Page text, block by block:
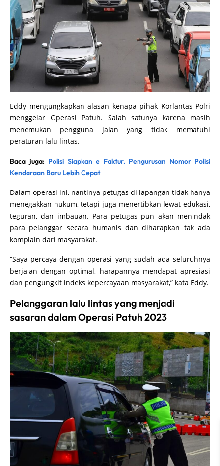
Eddy mengungkapkan alasan kenapa pihak Korlantas Polri
menggelar Operasi Patuh. Salah satunya karena masih
menemukan pengguna jalan yang tidak mematuhi
peraturan lalu lintas.
Baca juga: Polisi Siapkan e Faktur, Pengurusan Nomor Polisi
Kendaraan Baru Lebih Cepat
Dalam operasi ini, nantinya petugas di lapangan tidak hanya
menegakkan hukum, tetapi juga menertibkan lewat edukasi,
teguran, dan imbauan. Para petugas pun akan menindak
para pelanggar secara humanis dan diharapkan tak ada
komplain dari masyarakat.
“Saya percaya dengan operasi yang sudah ada seluruhnya
berjalan dengan optimal, harapannya mendapat apresiasi
dan pengungkit indeks kepercayaan masyarakat,” kata Eddy.
Pelanggaran lalu lintas yang menjadi
sasaran dalam Operasi Patuh 2023